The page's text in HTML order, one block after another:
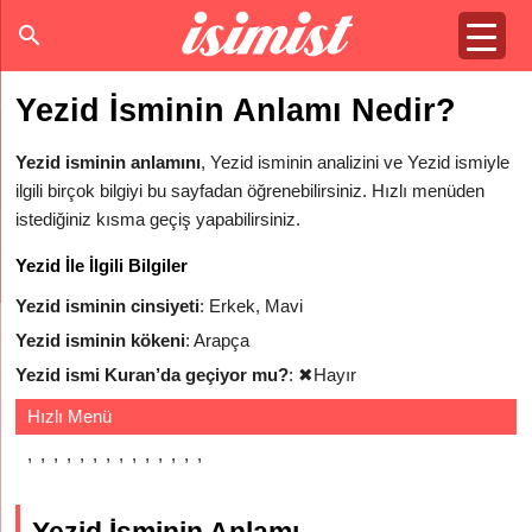
Yezid İsminin Anlamı Nedir?
Yezid isminin anlamını, Yezid isminin analizini ve Yezid ismiyle
ilgili birçok bilgiyi bu sayfadan öğrenebilirsiniz. Hızlı menüden
istediğiniz kısma geçiş yapabilirsiniz.
Yezid İle İlgili Bilgiler
Yezid isminin cinsiyeti: Erkek, Mavi
Yezid isminin kökeni: Arapça
Yezid ismi Kuran’da geçiyor mu?: ✖Hayır
Hızlı Menü